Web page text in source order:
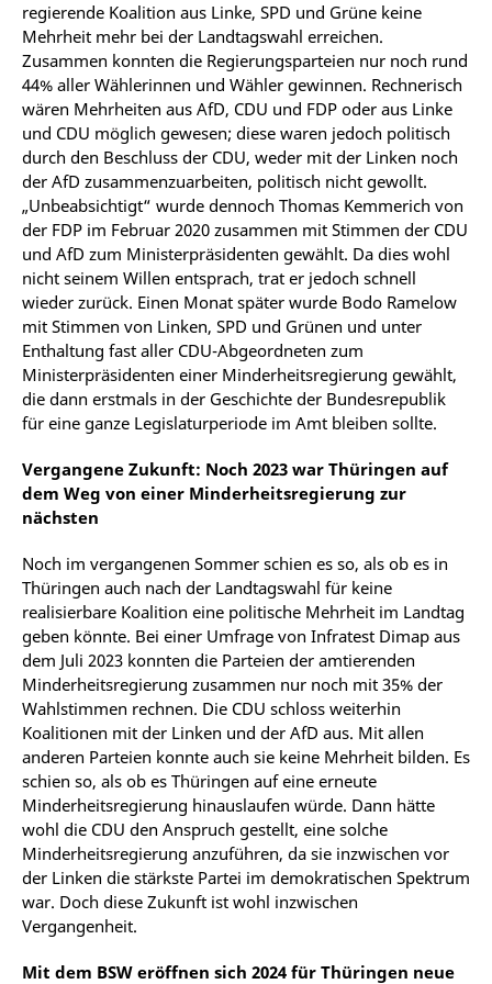
regierende Koalition aus Linke, SPD und Grüne keine
Mehrheit mehr bei der Landtagswahl erreichen.
Zusammen konnten die Regierungsparteien nur noch rund
44% aller Wählerinnen und Wähler gewinnen. Rechnerisch
wären Mehrheiten aus AfD, CDU und FDP oder aus Linke
und CDU möglich gewesen; diese waren jedoch politisch
durch den Beschluss der CDU, weder mit der Linken noch
der AfD zusammenzuarbeiten, politisch nicht gewollt.
„Unbeabsichtigt“ wurde dennoch Thomas Kemmerich von
der FDP im Februar 2020 zusammen mit Stimmen der CDU
und AfD zum Ministerpräsidenten gewählt. Da dies wohl
nicht seinem Willen entsprach, trat er jedoch schnell
wieder zurück. Einen Monat später wurde Bodo Ramelow
mit Stimmen von Linken, SPD und Grünen und unter
Enthaltung fast aller CDU-Abgeordneten zum
Ministerpräsidenten einer Minderheitsregierung gewählt,
die dann erstmals in der Geschichte der Bundesrepublik
für eine ganze Legislaturperiode im Amt bleiben sollte.
Vergangene Zukunft: Noch 2023 war Thüringen auf
dem Weg von einer Minderheitsregierung zur
nächsten
Noch im vergangenen Sommer schien es so, als ob es in
Thüringen auch nach der Landtagswahl für keine
realisierbare Koalition eine politische Mehrheit im Landtag
geben könnte. Bei einer Umfrage von Infratest Dimap aus
dem Juli 2023 konnten die Parteien der amtierenden
Minderheitsregierung zusammen nur noch mit 35% der
Wahlstimmen rechnen. Die CDU schloss weiterhin
Koalitionen mit der Linken und der AfD aus. Mit allen
anderen Parteien konnte auch sie keine Mehrheit bilden. Es
schien so, als ob es Thüringen auf eine erneute
Minderheitsregierung hinauslaufen würde. Dann hätte
wohl die CDU den Anspruch gestellt, eine solche
Minderheitsregierung anzuführen, da sie inzwischen vor
der Linken die stärkste Partei im demokratischen Spektrum
war. Doch diese Zukunft ist wohl inzwischen
Vergangenheit.
Mit dem BSW eröffnen sich 2024 für Thüringen neue